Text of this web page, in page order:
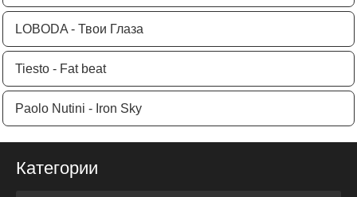
LOBODA - Твои Глаза
Tiesto - Fat beat
Paolo Nutini - Iron Sky
Категории